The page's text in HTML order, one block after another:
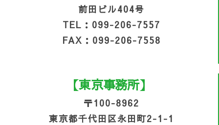
前田ビル404号
TEL：099-206-7557
FAX：099-206-7558
【東京事務所】
〒100-8962
東京都千代田区永田町2-1-1